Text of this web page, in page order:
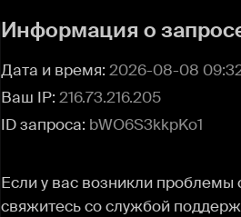
Информация о
Дата и время: 2026-08-08
Ваш IP: 216.73.216.205
ID запроса: bWO6S3kkpKo1
Если у вас возникли
свяжитесь со службой